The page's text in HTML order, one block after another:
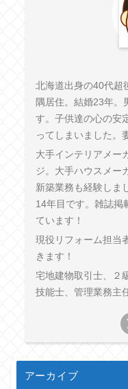
北海道出身の40代超
隅居住。結婚23年。
す。子供達の心の安
ってしまいました。
大手インテリアメー
ジ。大手ハウスメー
新築業務も経験しま
14年目です。雑誌掲
ています！
現役リフォーム担当
きます！
宅地建物取引士、２
技能士、管理業務主
アーカイブ